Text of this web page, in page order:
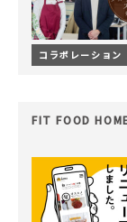
コラボレーション
FIT FOOD